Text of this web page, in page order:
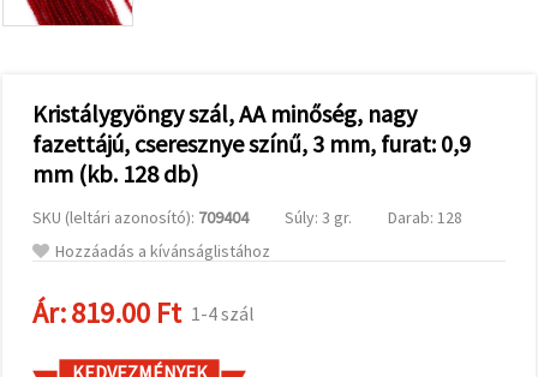
hirdetéseket
analitikai és
marketingpartnereink
segítségével
elfogadása"
gombra
kattintva
elfogadhatja
sütit, vagy
megadhatja
Kristálygyöngy szál, AA minőség, nagy
fazettájú, cseresznye színű, 3 mm, furat: 0,9
mm (kb. 128 db)
SKU (leltári azonosító): 709404 Súly: 3 gr.
Darab: 128
Hozzáadás a kívánságlistához
Ár:819.00 Ft 1-4 szál
KEDVEZMÉNYEK